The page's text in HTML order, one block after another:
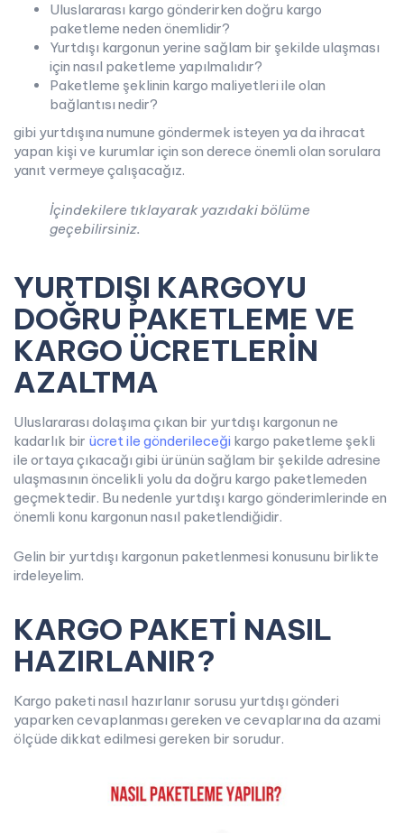
Uluslararası kargo gönderirken doğru kargo
paketleme neden önemlidir?
Yurtdışı kargonun yerine sağlam bir şekilde ulaşması
için nasıl paketleme yapılmalıdır?
Paketleme şeklinin kargo maliyetleri ile olan
bağlantısı nedir?
gibi yurtdışına numune göndermek isteyen ya da ihracat
yapan kişi ve kurumlar için son derece önemli olan sorulara
yanıt vermeye çalışacağız.
İçindekilere tıklayarak yazıdaki bölüme
geçebilirsiniz.
YURTDIŞI KARGOYU
DOĞRU PAKETLEME VE
KARGO ÜCRETLERİN
AZALTMA
Uluslararası dolaşıma çıkan bir yurtdışı kargonun ne
kadarlık bir ücret ile gönderileceği kargo paketleme şekli
ile ortaya çıkacağı gibi ürünün sağlam bir şekilde adresine
ulaşmasının öncelikli yolu da doğru kargo paketlemeden
geçmektedir. Bu nedenle yurtdışı kargo gönderimlerinde en
önemli konu kargonun nasıl paketlendiğidir.
Gelin bir yurtdışı kargonun paketlenmesi konusunu birlikte
irdeleyelim.
KARGO PAKETİ NASIL
HAZIRLANIR?
Kargo paketi nasıl hazırlanır sorusu yurtdışı gönderi
yaparken cevaplanması gereken ve cevaplarına da azami
ölçüde dikkat edilmesi gereken bir sorudur.